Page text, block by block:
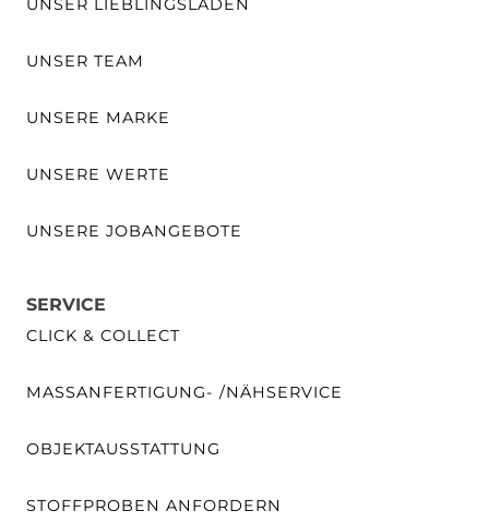
UNSER LIEBLINGSLADEN
UNSER TEAM
UNSERE MARKE
UNSERE WERTE
UNSERE JOBANGEBOTE
SERVICE
CLICK & COLLECT
MASSANFERTIGUNG- /NÄHSERVICE
OBJEKTAUSSTATTUNG
STOFFPROBEN ANFORDERN